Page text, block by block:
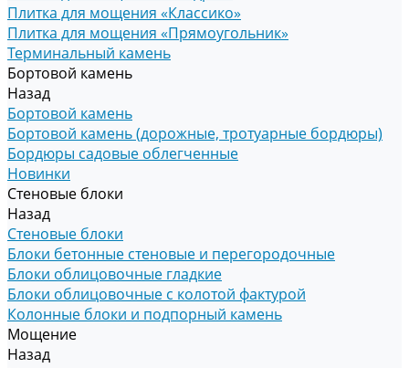
Плитка для мощения «Классико»
Плитка для мощения «Прямоугольник»
Терминальный камень
Бортовой камень
Назад
Бортовой камень
Бортовой камень (дорожные, тротуарные бордюры)
Бордюры садовые облегченные
Новинки
Стеновые блоки
Назад
Стеновые блоки
Блоки бетонные стеновые и перегородочные
Блоки облицовочные гладкие
Блоки облицовочные с колотой фактурой
Колонные блоки и подпорный камень
Мощение
Назад